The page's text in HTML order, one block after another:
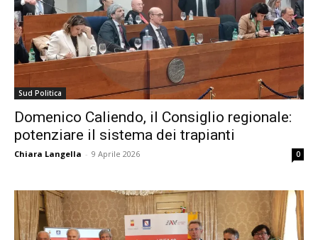
Sud Politica
Domenico Caliendo, il Consiglio regionale:
potenziare il sistema dei trapianti
Chiara Langella - 9 Aprile 2026 0